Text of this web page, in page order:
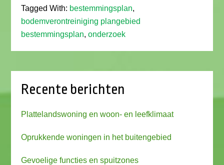
Tagged With: bestemmingsplan,
bodemverontreiniging plangebied
bestemmingsplan,onderzoek
Recente berichten
Plattelandswoning en woon- en leefklimaat
Oprukkende woningen in het buitengebied
Gevoelige functies en spuitzones